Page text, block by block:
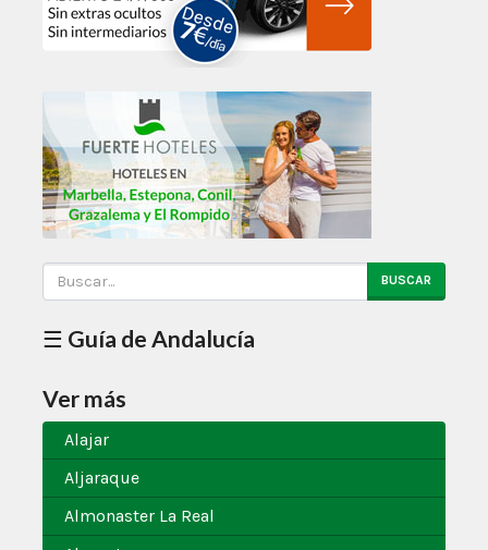
BUSCAR
☰ Guía de Andalucía
Ver más
Alajar
Aljaraque
Almonaster La Real